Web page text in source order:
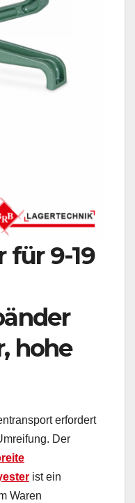
für 9-19
hohe
erfordert
Der
ist ein
Waren